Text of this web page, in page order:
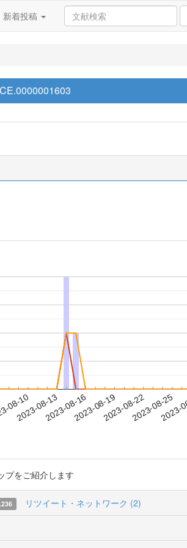
新着投稿
08-10
2023-08-132023-08-162023-08-192023-08-222023-08-25
プをご紹介します
リツイート・ネットワーク (2)